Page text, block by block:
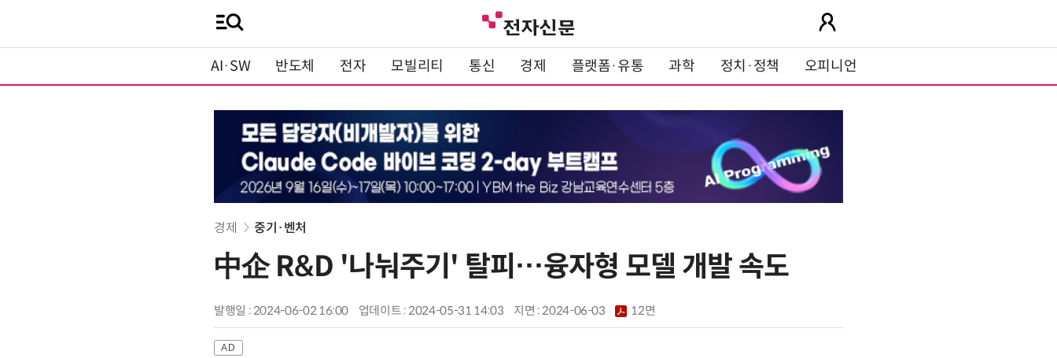
AI·SW 반도체 전자 모빌리티 통신 경제 플랫폼·유통 과학 정치·정책 오피니언
경제 중기·벤처
中企 R&D '나눠주기' 탈피…융자형 모델 개발 속도
발행일 : 2024-06-02 16:00 업데이트 : 2024-05-31 14:03 지면 :2024-06-03 12면